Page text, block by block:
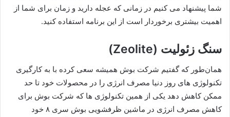
شما پیشنهاد می کنیم در زمانی که عجله دارید و زمان برای شما از
اهمیت بیشتری برخوردار است از این برنامه استفاده کنید.
سنگ زئولیت (Zeolite)
همان‌طور که گفتیم شرکت بوش همیشه سعی کرده با به‌ کارگیری
تکنولوژی های روز دنیا مصرف انرژی را در محصولات خود تا حد
ممکن کاهش دهد یکی از همین تکنولوژی ها که شرکت بوش برای
کاهش مصرف انرژی در ماشین‌ ظرفشویی بوش سری ۸ خود